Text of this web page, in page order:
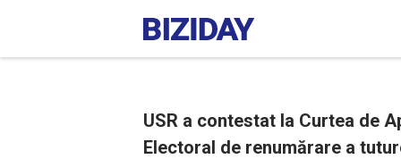
USR a contestat la Curtea de
Electoral de renumărare a